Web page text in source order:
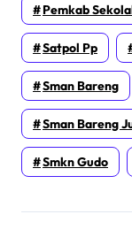
Pemkab
Satpol Pp
Sman Bareng
Sman Bareng
Smkn Gudo